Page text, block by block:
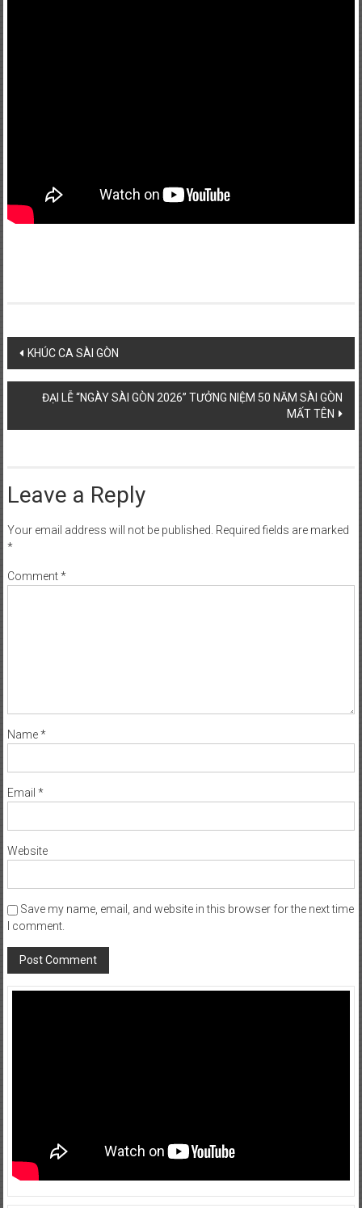
Post
navigation
KHÚC CA SÀI GÒN
ĐẠI LỄ “NGÀY SÀI GÒN 2026” TƯỞNG NIỆM 50 NĂM SÀI GÒN
MẤT TÊN
Leave a Reply
Your email address will not be published. Required fields are marked
*
Comment*
Name*
Email *
Website
Save my name, email, and website in this browser for the next time
I comment.